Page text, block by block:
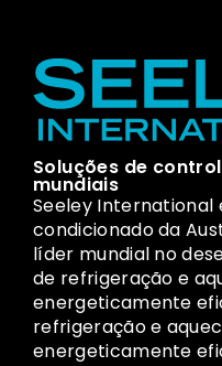
Soluções de
mundiais
Seeley
condicionado da
líder mundial no
de refrigeração e
energeticamente
refrigeração e
energeticamente